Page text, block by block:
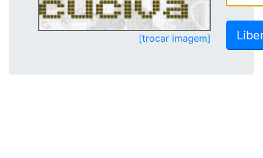
[trocar imagem]